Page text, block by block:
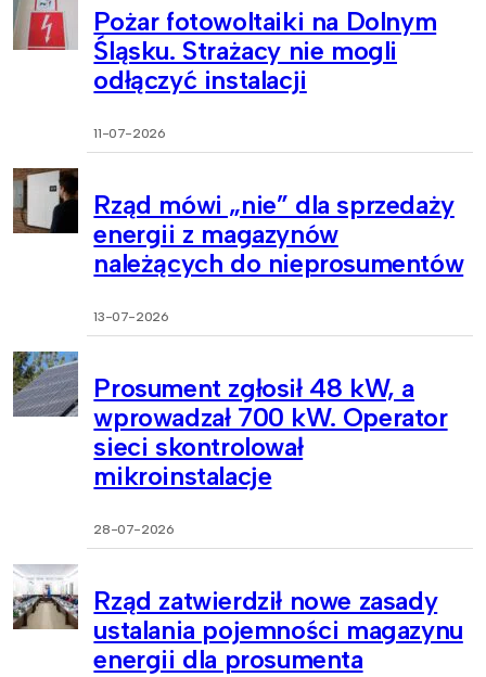
Pożar fotowoltaiki na Dolnym
Śląsku. Strażacy nie mogli
odłączyć instalacji
11-07-2026
Rząd mówi „nie” dla sprzedaży
energii z magazynów
należących do nieprosumentów
13-07-2026
Prosument zgłosił 48 kW, a
wprowadzał 700 kW. Operator
sieci skontrolował
mikroinstalacje
28-07-2026
Rząd zatwierdził nowe zasady
ustalania pojemności magazynu
energii dla prosumenta